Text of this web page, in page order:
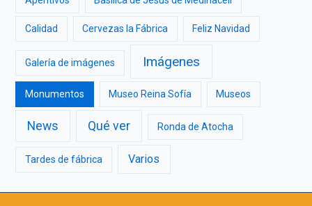
Calidad Cervezas la Fábrica Feliz Navidad
Galería de imágenes Imágenes
Monumentos Museo Reina Sofía Museos
News Qué ver Ronda de Atocha
Tardes de fábrica Varios